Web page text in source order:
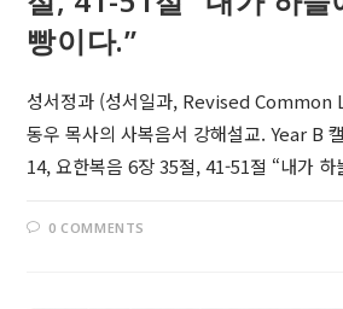
빵이다.”
성서정과 (성서일과, Revised Common
동우 목사의 사복음서 강해설교. Year B
14, 요한복음 6장 35절, 41-51절 “내가
0 COMMENTS